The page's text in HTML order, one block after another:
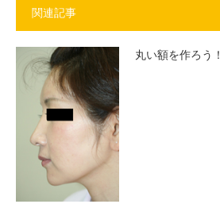
関連記事
丸い額を作ろう！